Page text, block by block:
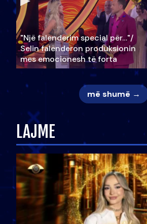
"Një falenderim special për…"/
Selin falënderon produksionin
mes emocionesh të forta
më shumë →
LAJME